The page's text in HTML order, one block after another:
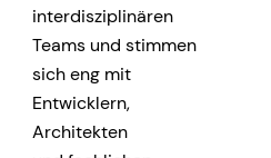
interdisziplinären
Teams und stimmen
sich eng mit
Entwicklern,
Architekten